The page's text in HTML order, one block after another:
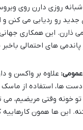
روزی دارن روی
رو ردیابی می کنن و
ذارن. این همکاری
پاندمی های احتمالی
علاوه بر واکسن و
ها، استفاده از
خونه وقتی مریضیم، می
این ها همون